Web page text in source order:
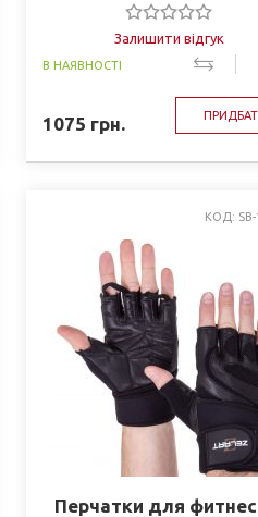
Залишити відгук
В НАЯВНОСТІ
1075 грн.
КОД: SB-
Перчатки для